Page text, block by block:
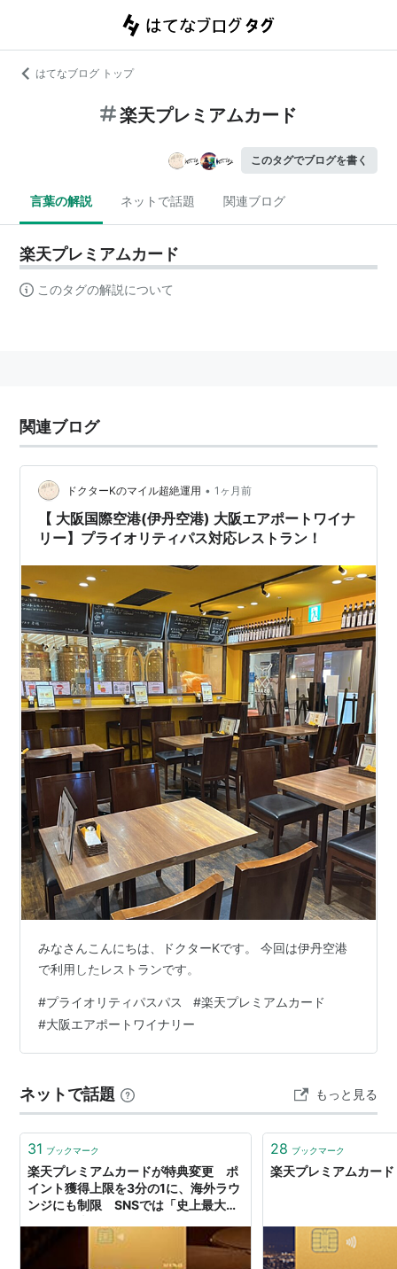
はてなブログ トップ
楽天プレミアムカード
このタグでブログを書く
言葉の解説 ネットで話題 関連ブログ
楽天プレミアムカード
このタグの解説について
関連ブログ
ドクターKのマイル超絶運用 • 1ヶ月前
【 大阪国際空港(伊丹空港) 大阪エアポートワイナ
リー】プライオリティパス対応レストラン！
みなさんこんにちは、ドクターKです。 今回は伊丹空港
で利用したレストランです。
#プライオリティパスパス #楽天プレミアムカード
#大阪エアポートワイナリー
ネットで話題 もっと見る
31 ブックマーク
楽天プレミアムカードが特典変更 ポ
イント獲得上限を3分の1に、海外ラウ
ンジにも制限 SNSでは「史上最大の
28 ブックマーク
楽天プレミアムカード